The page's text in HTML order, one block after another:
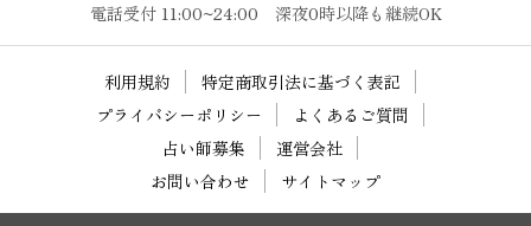
電話受付 11:00~24:00 深夜0時以降も継続OK
利用規約
特定商取引法に基づく表記
プライバシーポリシー
よくあるご質問
占い師募集
運営会社
お問い合わせ
サイトマップ